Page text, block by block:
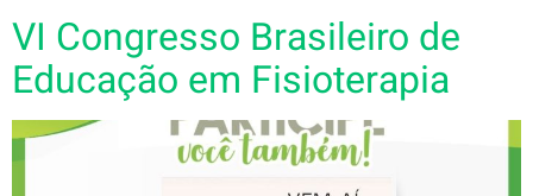
VI Congresso Brasileiro de
Educação em Fisioterapia